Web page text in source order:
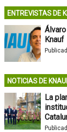
ENTREVISTAS DE
Knauf
NOTICIAS DE
La